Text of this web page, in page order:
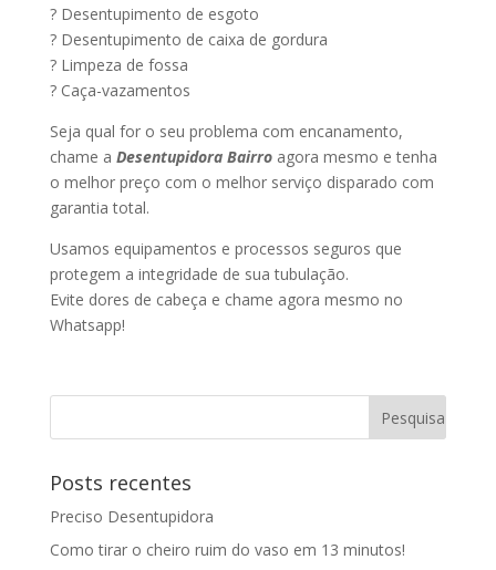
? Desentupimento de esgoto
? Desentupimento de caixa de gordura
? Limpeza de fossa
? Caça-vazamentos
Seja qual for o seu problema com encanamento,
chame a Desentupidora Bairroagora mesmo e tenha
o melhor preço com o melhor serviço disparado com
garantia total.
Usamos equipamentos e processos seguros que
protegem a integridade de sua tubulação.
Evite dores de cabeça e chame agora mesmo no
Whatsapp!
Posts recentes
Preciso Desentupidora
Como tirar o cheiro ruim do vaso em 13 minutos!